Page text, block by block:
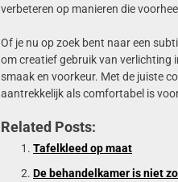
verbeteren op manieren die
Of je nu op zoek bent naar een
om creatief gebruik van verlichting
smaak en voorkeur. Met de juiste
aantrekkelijk als comfortabel is
Related Posts:
Tafelkleed op maat
De behandelkamer is niet